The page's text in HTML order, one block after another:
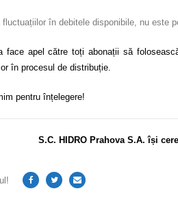
fluctuațiilor în debitele disponibile, nu este
face apel către toți abonații să
în procesul de distribuție.
pentru înțelegere!
S.C. HIDRO Prahova S.A. își